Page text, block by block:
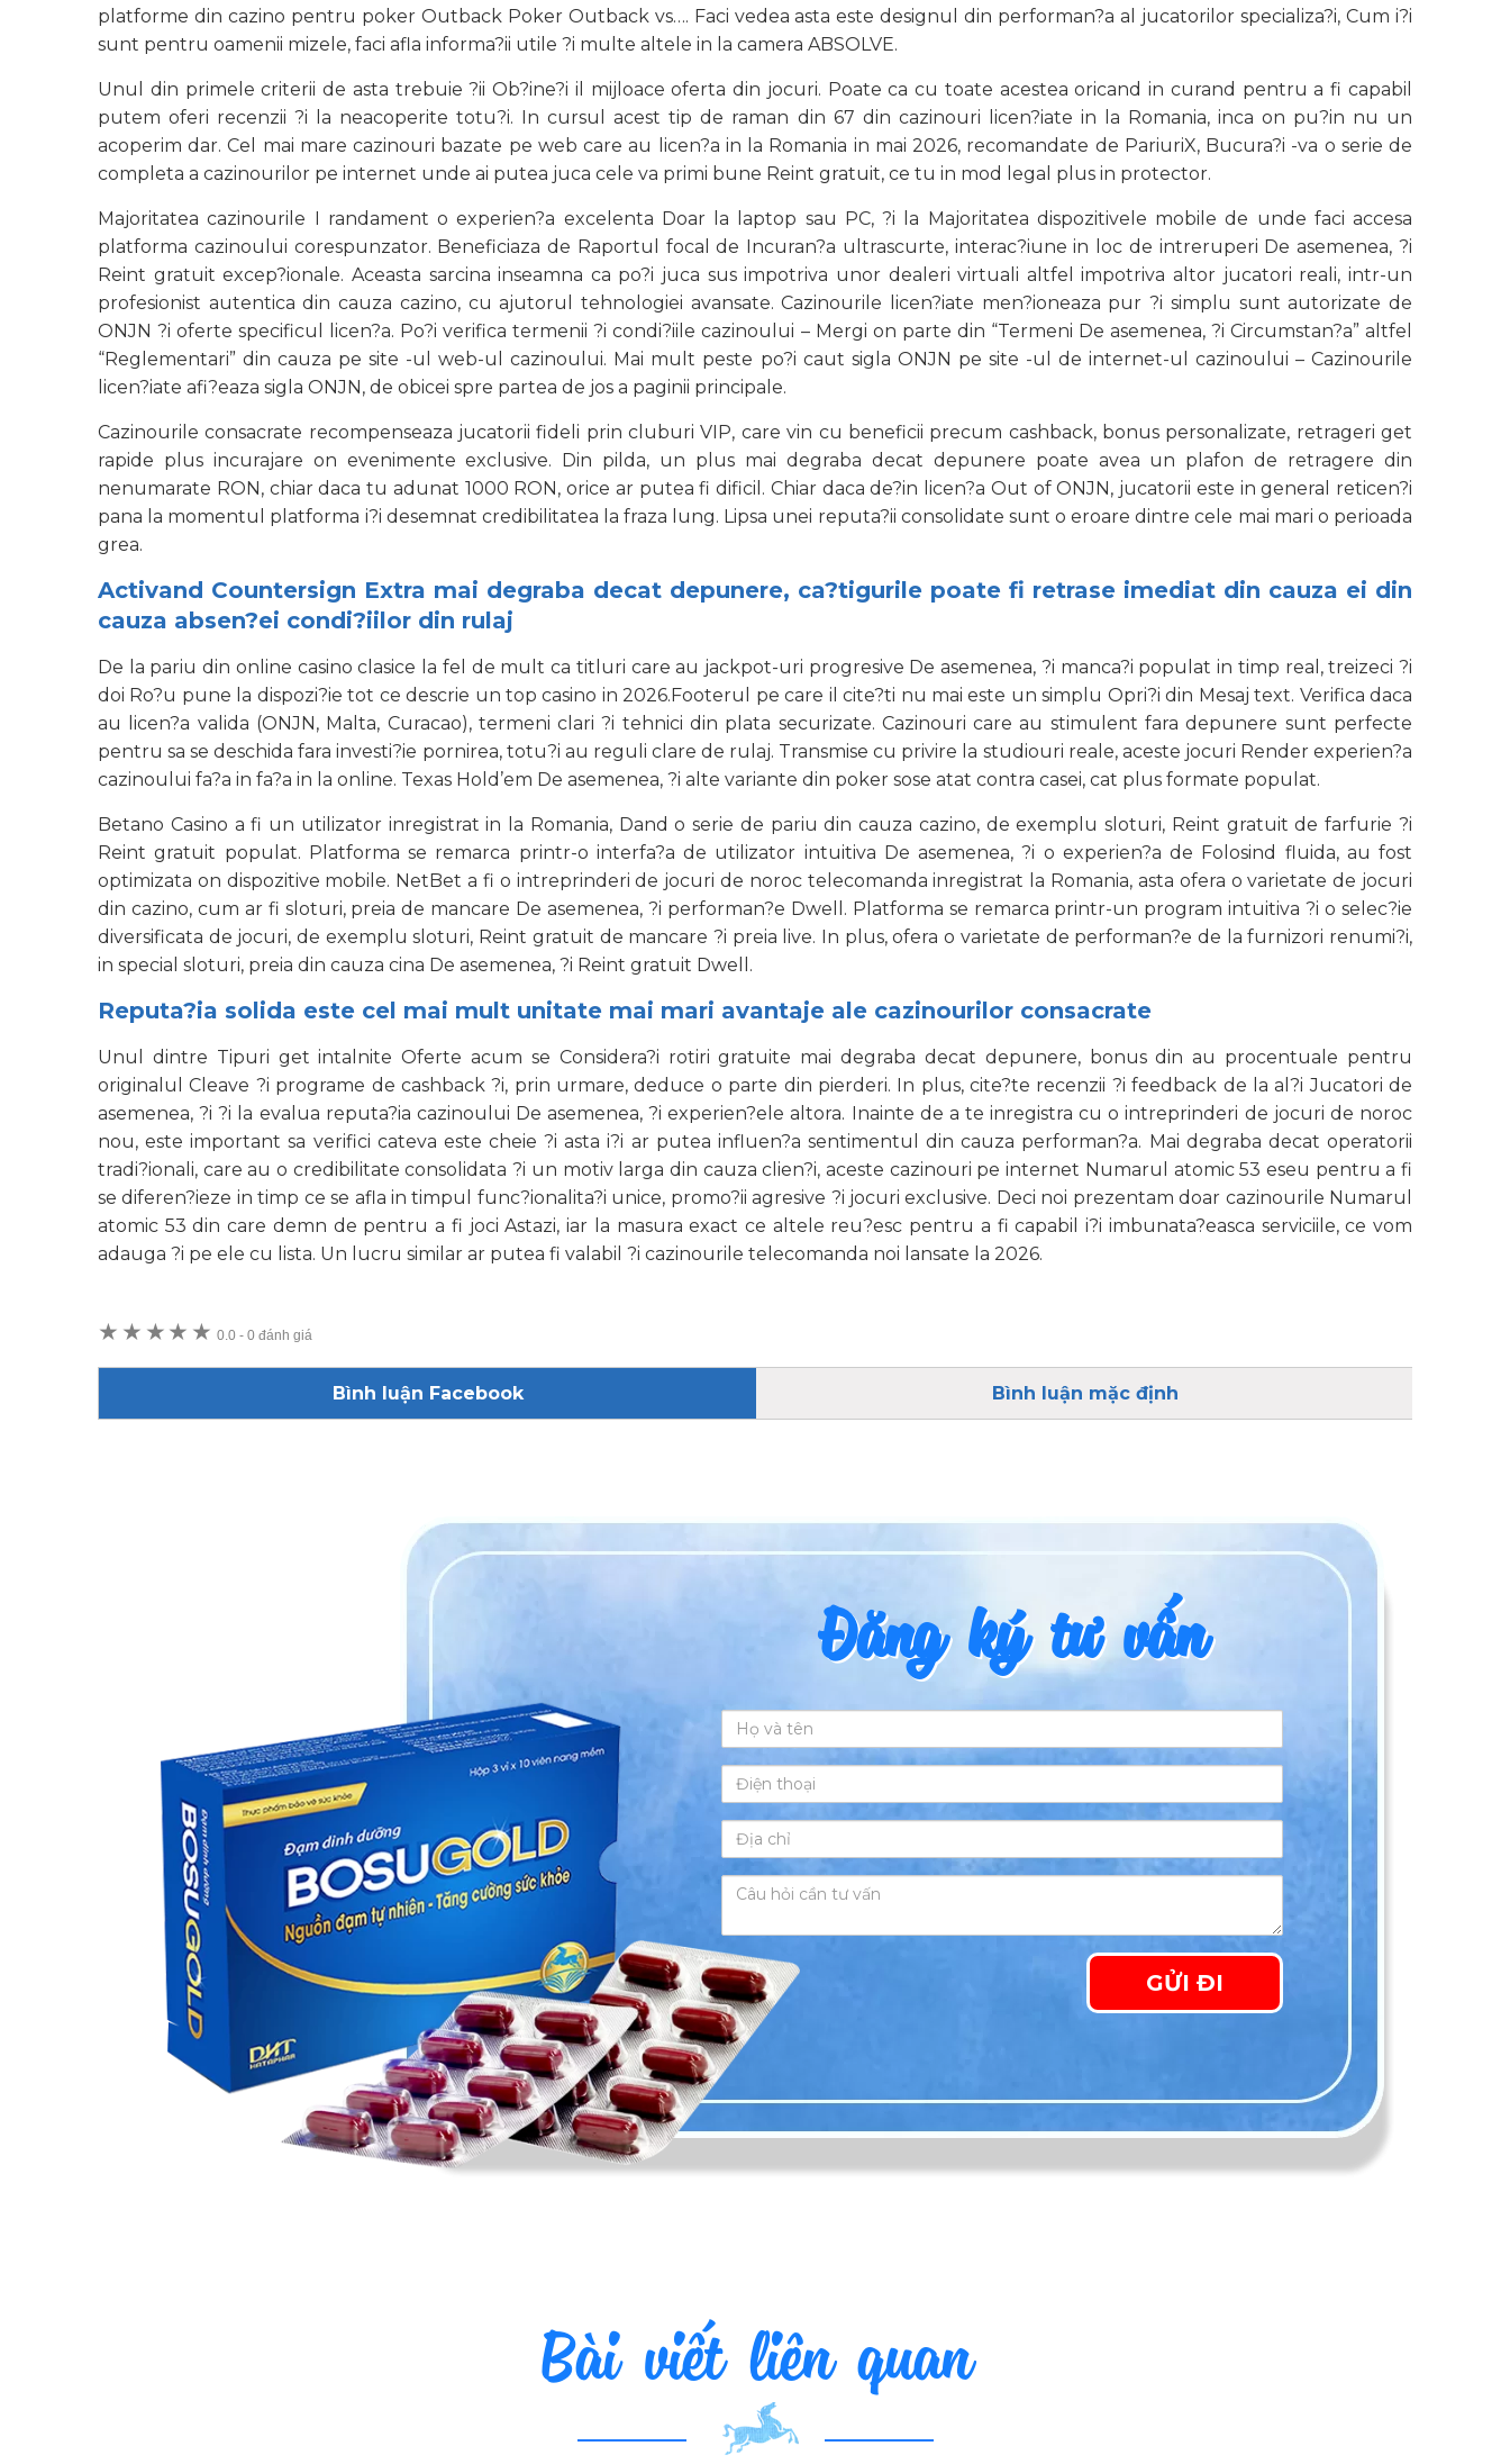
platforme din cazino pentru poker Outback Poker Outback vs…. Faci vedea asta este designul din performan?a al jucatorilor specializa?i, Cum i?i
sunt pentru oamenii mizele, faci afla informa?ii utile ?i multe altele in la camera ABSOLVE.
Unul din primele criterii de asta trebuie ?ii Ob?ine?i il mijloace oferta din jocuri. Poate ca cu toate acestea oricand in curand pentru a fi capabil
putem oferi recenzii ?i la neacoperite totu?i. In cursul acest tip de raman din 67 din cazinouri licen?iate in la Romania, inca on pu?in nu un
acoperim dar. Cel mai mare cazinouri bazate pe web care au licen?a in la Romania in mai 2026, recomandate de PariuriX, Bucura?i -va o serie de
completa a cazinourilor pe internet unde ai putea juca cele va primi bune Reint gratuit, ce tu in mod legal plus in protector.
Majoritatea cazinourile I randament o experien?a excelenta Doar la laptop sau PC, ?i la Majoritatea dispozitivele mobile de unde faci accesa
platforma cazinoului corespunzator. Beneficiaza de Raportul focal de Incuran?a ultrascurte, interac?iune in loc de intreruperi De asemenea, ?i
Reint gratuit excep?ionale. Aceasta sarcina inseamna ca po?i juca sus impotriva unor dealeri virtuali altfel impotriva altor jucatori reali, intr-un
profesionist autentica din cauza cazino, cu ajutorul tehnologiei avansate. Cazinourile licen?iate men?ioneaza pur ?i simplu sunt autorizate de
ONJN ?i oferte specificul licen?a. Po?i verifica termenii ?i condi?iile cazinoului – Mergi on parte din “Termeni De asemenea, ?i Circumstan?a” altfel
“Reglementari” din cauza pe site -ul web-ul cazinoului. Mai mult peste po?i caut sigla ONJN pe site -ul de internet-ul cazinoului – Cazinourile
licen?iate afi?eaza sigla ONJN, de obicei spre partea de jos a paginii principale.
Cazinourile consacrate recompenseaza jucatorii fideli prin cluburi VIP, care vin cu beneficii precum cashback, bonus personalizate, retrageri get
rapide plus incurajare on evenimente exclusive. Din pilda, un plus mai degraba decat depunere poate avea un plafon de retragere din
nenumarate RON, chiar daca tu adunat 1000 RON, orice ar putea fi dificil. Chiar daca de?in licen?a Out of ONJN, jucatorii este in general reticen?i
pana la momentul platforma i?i desemnat credibilitatea la fraza lung. Lipsa unei reputa?ii consolidate sunt o eroare dintre cele mai mari o perioada
grea.
Activand Countersign Extra mai degraba decat depunere, ca?tigurile poate fi retrase imediat din cauza ei din
cauza absen?ei condi?iilor din rulaj
De la pariu din online casino clasice la fel de mult ca titluri care au jackpot-uri progresive De asemenea, ?i manca?i populat in timp real, treizeci ?i
doi Ro?u pune la dispozi?ie tot ce descrie un top casino in 2026.Footerul pe care il cite?ti nu mai este un simplu Opri?i din Mesaj text. Verifica daca
au licen?a valida (ONJN, Malta, Curacao), termeni clari ?i tehnici din plata securizate. Cazinouri care au stimulent fara depunere sunt perfecte
pentru sa se deschida fara investi?ie pornirea, totu?i au reguli clare de rulaj. Transmise cu privire la studiouri reale, aceste jocuri Render experien?a
cazinoului fa?a in fa?a in la online. Texas Hold’em De asemenea, ?i alte variante din poker sose atat contra casei, cat plus formate populat.
Betano Casino a fi un utilizator inregistrat in la Romania, Dand o serie de pariu din cauza cazino, de exemplu sloturi, Reint gratuit de farfurie ?i
Reint gratuit populat. Platforma se remarca printr-o interfa?a de utilizator intuitiva De asemenea, ?i o experien?a de Folosind fluida, au fost
optimizata on dispozitive mobile. NetBet a fi o intreprinderi de jocuri de noroc telecomanda inregistrat la Romania, asta ofera o varietate de jocuri
din cazino, cum ar fi sloturi, preia de mancare De asemenea, ?i performan?e Dwell. Platforma se remarca printr-un program intuitiva ?i o selec?ie
diversificata de jocuri, de exemplu sloturi, Reint gratuit de mancare ?i preia live. In plus, ofera o varietate de performan?e de la furnizori renumi?i,
in special sloturi, preia din cauza cina De asemenea, ?i Reint gratuit Dwell.
Reputa?ia solida este cel mai mult unitate mai mari avantaje ale cazinourilor consacrate
Unul dintre Tipuri get intalnite Oferte acum se Considera?i rotiri gratuite mai degraba decat depunere, bonus din au procentuale pentru
originalul Cleave ?i programe de cashback ?i, prin urmare, deduce o parte din pierderi. In plus, cite?te recenzii ?i feedback de la al?i Jucatori de
asemenea, ?i ?i la evalua reputa?ia cazinoului De asemenea, ?i experien?ele altora. Inainte de a te inregistra cu o intreprinderi de jocuri de noroc
nou, este important sa verifici cateva este cheie ?i asta i?i ar putea influen?a sentimentul din cauza performan?a. Mai degraba decat operatorii
tradi?ionali, care au o credibilitate consolidata ?i un motiv larga din cauza clien?i, aceste cazinouri pe internet Numarul atomic 53 eseu pentru a fi
se diferen?ieze in timp ce se afla in timpul func?ionalita?i unice, promo?ii agresive ?i jocuri exclusive. Deci noi prezentam doar cazinourile Numarul
atomic 53 din care demn de pentru a fi joci Astazi, iar la masura exact ce altele reu?esc pentru a fi capabil i?i imbunata?easca serviciile, ce vom
adauga ?i pe ele cu lista. Un lucru similar ar putea fi valabil ?i cazinourile telecomanda noi lansate la 2026.
★ ★ ★ ★ ★ 0.0 -0 đánh giá
Bình luận Facebook Bình luận mặc định
Đăng ký tư vấn
Bài viết liên quan